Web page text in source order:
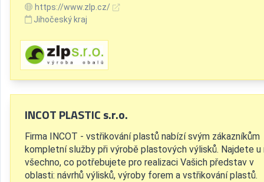
https://www.zlp.cz/
Jihočeský kraj
INCOT PLASTIC s.r.o.
Firma INCOT - vstřikování plastů nabízí svým zákazníkům
kompletní služby při výrobě plastových výlisků. Najdete u
všechno, co potřebujete pro realizaci Vašich představ v
oblasti: návrhů výlisků, výroby forem a vstřikování plastů.